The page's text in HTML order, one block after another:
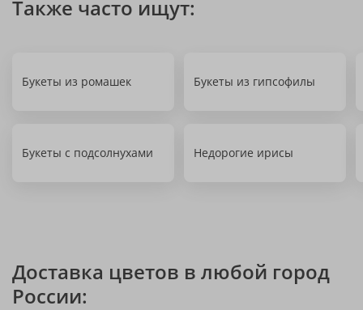
Также часто ищут:
Букеты из ромашек Букеты из гипсофилы
Букеты с подсолнухами Недорогие ирисы
Доставка цветов в любой город
России: